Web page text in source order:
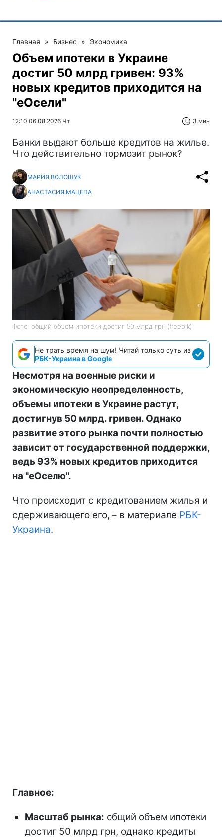
Главная » Бизнес » Экономика
Объем ипотеки в Украине
достиг 50 млрд гривен: 93%
новых кредитов приходится на
"еОсели"
12:10 06.08.2026 Чт 3 мин
Банки выдают больше кредитов на жилье.
Что действительно тормозит рынок?
МАРИЯ ВОЛОЩУК
АНАСТАСИЯ МАЦЕПА
Фото: общий объем ипотеки достиг 50 млрд грн (freepik)
Не трать время на шум! Читай только суть из
РБК-Украина в Google
Несмотря на военные риски и
экономическую неопределенность,
объемы ипотеки в Украине растут,
достигнув 50 млрд. гривен. Однако
развитие этого рынка почти полностью
зависит от государственной поддержки,
ведь 93% новых кредитов приходится
на "еОселю".
Что происходит с кредитованием жилья и
сдерживающего его, – в материале РБК-
Украина.
Главное:
Масштаб рынка: общий объем ипотеки
достиг 50 млрд грн, однако кредиты